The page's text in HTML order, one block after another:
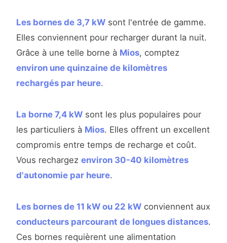
Les bornes de 3,7 kW sont l'entrée de gamme.
Elles conviennent pour recharger durant la nuit.
Grâce à une telle borne à Mios, comptez
environ une quinzaine de kilomètres
rechargés par heure.
La borne 7,4 kW sont les plus populaires pour
les particuliers à Mios. Elles offrent un excellent
compromis entre temps de recharge et coût.
Vous rechargez environ 30-40 kilomètres
d'autonomie par heure.
Les bornes de 11 kW ou 22 kW conviennent aux
conducteurs parcourant de longues distances.
Ces bornes requièrent une alimentation